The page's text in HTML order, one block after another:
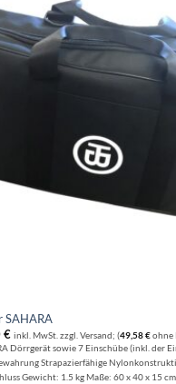
SAHARA
€
€Aktueller
Preis
ist:
59,00 €.
inkl. MwSt. zzgl. Versand; (49,58€ohne
Dörrgerät sowie 7 Einschübe (inkl. der
Strapazierfähige
Gewicht: 1.5 kg Maße: 60 x 40 x 15